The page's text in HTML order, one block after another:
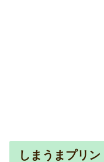
しまうまプリ